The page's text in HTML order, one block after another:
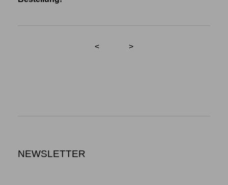
< >
NEWSLETTER